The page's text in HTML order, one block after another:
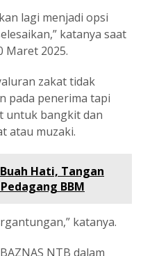
lagi menjadi opsi
katanya saat
Maret 2025.
zakat tidak
pada penerima tapi
untuk bangkit dan
atau muzaki.
Hati, Tangan
BBM
katanya.
NTB dalam